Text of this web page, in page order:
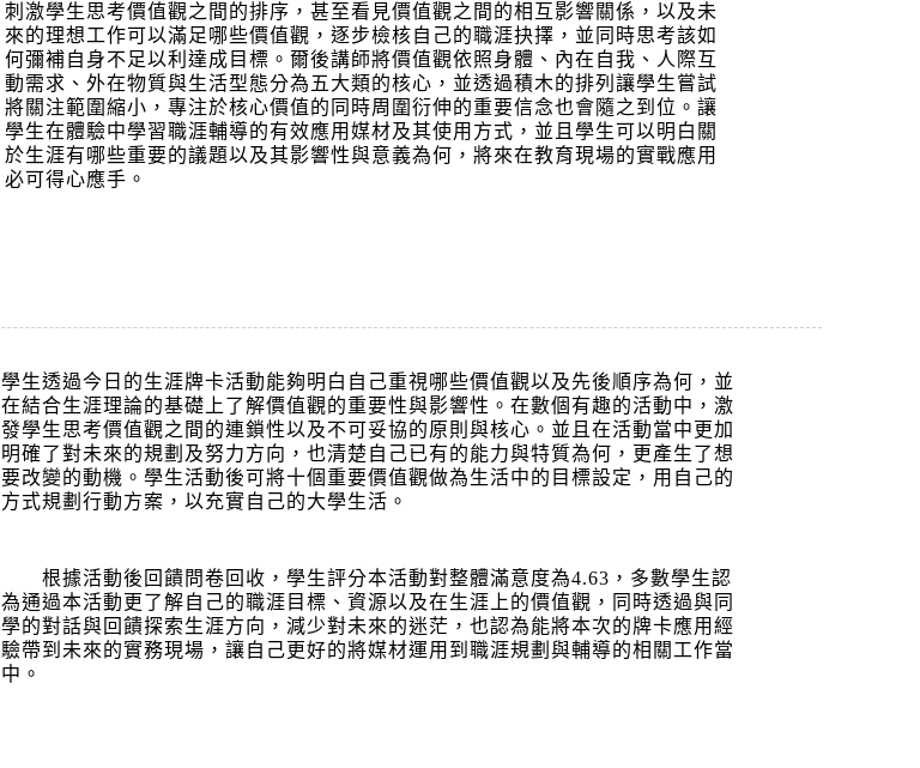
刺激學生思考價值觀之間的排序，甚至看見價值觀之間的相互影響關係，以及未
來的理想工作可以滿足哪些價值觀，逐步檢核自己的職涯抉擇，並同時思考該如
何彌補自身不足以利達成目標。爾後講師將價值觀依照身體、內在自我、人際互
動需求、外在物質與生活型態分為五大類的核心，並透過積木的排列讓學生嘗試
將關注範圍縮小，專注於核心價值的同時周圍衍伸的重要信念也會隨之到位。讓
學生在體驗中學習職涯輔導的有效應用媒材及其使用方式，並且學生可以明白關
於生涯有哪些重要的議題以及其影響性與意義為何，將來在教育現場的實戰應用
必可得心應手。
學生透過今日的生涯牌卡活動能夠明白自己重視哪些價值觀以及先後順序為何，並
在結合生涯理論的基礎上了解價值觀的重要性與影響性。在數個有趣的活動中，激
發學生思考價值觀之間的連鎖性以及不可妥協的原則與核心。並且在活動當中更加
明確了對未來的規劃及努力方向，也清楚自己已有的能力與特質為何，更產生了想
要改變的動機。學生活動後可將十個重要價值觀做為生活中的目標設定，用自己的
方式規劃行動方案，以充實自己的大學生活。
根據活動後回饋問卷回收，學生評分本活動對整體滿意度為4.63，多數學生認
為通過本活動更了解自己的職涯目標、資源以及在生涯上的價值觀，同時透過與同
學的對話與回饋探索生涯方向，減少對未來的迷茫，也認為能將本次的牌卡應用經
驗帶到未來的實務現場，讓自己更好的將媒材運用到職涯規劃與輔導的相關工作當
中。